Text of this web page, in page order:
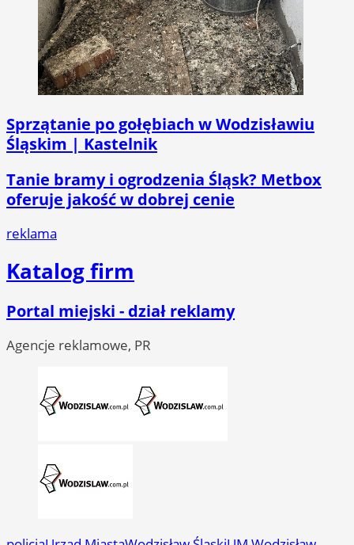
Sprzątanie po gołębiach w Wodzisławiu
Śląskim | Kastelnik
Tanie bramy i ogrodzenia Śląsk? Metbox
oferuje jakość w dobrej cenie
reklama
Katalog firm
Portal miejski - dział reklamy
Agencje reklamowe, PR